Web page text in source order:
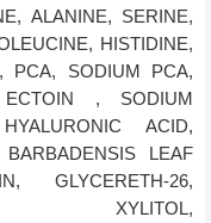
ALANINE, SERINE,
HISTIDINE,
PCA, SODIUM PCA,
ECTOIN , SODIUM
ACID,
LEAF
GLYCERETH-26,
XYLITOL,